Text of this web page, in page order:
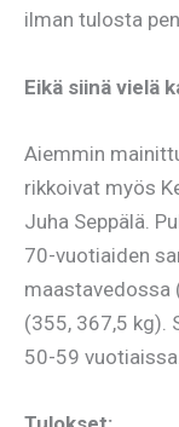
ilman tulosta
Eikä siinä vielä
Aiemmin
rikkoivat myös
Juha Seppälä.
70-vuotiaiden
maastavedossa
(355, 367,5 kg).
50-59 vuotiaissa.